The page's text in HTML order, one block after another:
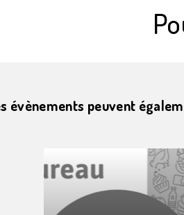
évènements peuvent